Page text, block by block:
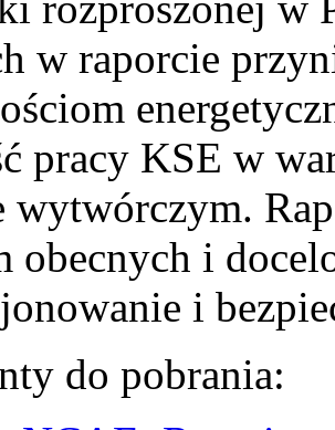
w raporcie
pracy KSE w
wytwórczym.
obecnych i
i
do pobrania: